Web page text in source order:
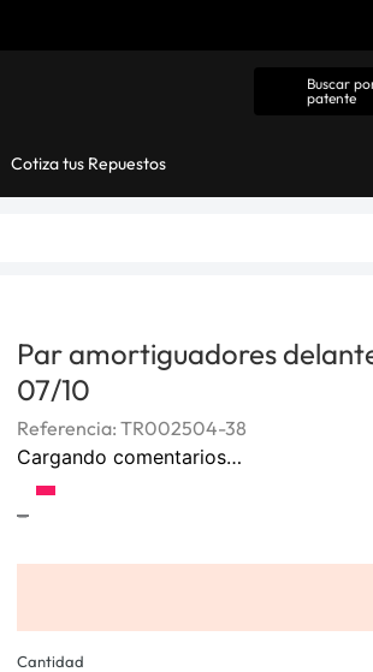
Buscar
patente
Cotiza tus Repuestos
Par amortiguadores
07/10
Referencia: TR002504-38
Cargando comentarios…
-
Cantidad